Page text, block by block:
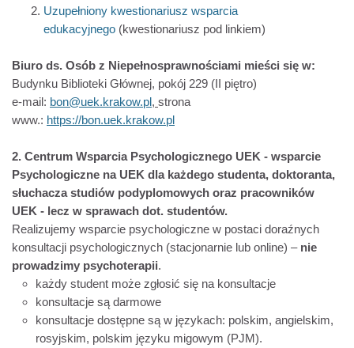
Uzupełniony kwestionariusz wsparcia
edukacyjnego (kwestionariusz pod linkiem)
Biuro ds. Osób z Niepełnosprawnościami mieści się w:
Budynku Biblioteki Głównej, pokój 229 (II piętro)
e-mail: bon@uek.krakow.pl, strona
www.: https://bon.uek.krakow.pl
2. Centrum Wsparcia Psychologicznego UEK - wsparcie
Psychologiczne na UEK dla każdego studenta, doktoranta,
słuchacza studiów podyplomowych oraz pracowników
UEK - lecz w sprawach dot. studentów.
Realizujemy wsparcie psychologiczne w postaci doraźnych
konsultacji psychologicznych (stacjonarnie lub online) – nie
prowadzimy psychoterapii.
każdy student może zgłosić się na konsultacje
konsultacje są darmowe
konsultacje dostępne są w językach: polskim, angielskim,
rosyjskim, polskim języku migowym (PJM).